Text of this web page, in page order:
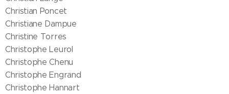
Christian Poncet
Christiane Dampue
Christine Torres
Christophe Leurol
Christophe Chenu
Christophe Engrand
Christophe Hannart